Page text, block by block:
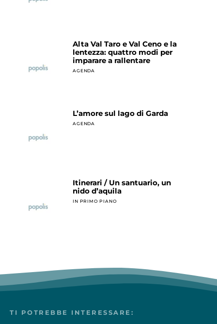
Alta Val Taro e Val Ceno e la
lentezza: quattro modi per
imparare a rallentare
AGENDA
L’amore sul lago di Garda
AGENDA
Itinerari / Un santuario, un
nido d’aquila
IN PRIMO PIANO
TI POTREBBE INTERESSARE: